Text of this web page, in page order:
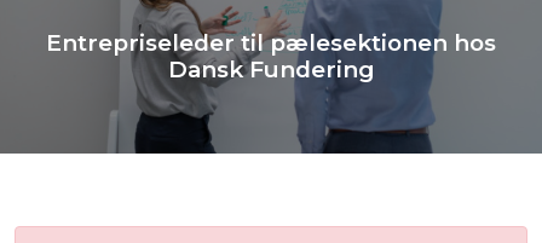
Entrepriseleder til pælesektionen hos
Dansk Fundering